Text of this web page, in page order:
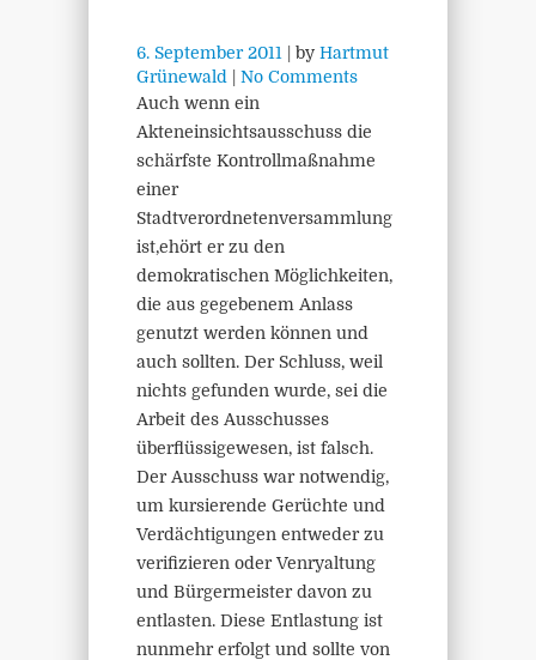
6. September 2011 | by Hartmut
Grünewald
No Comments
Auch wenn ein
Akteneinsichtsausschuss die
schärfste Kontrollmaßnahme
einer
Stadtverordnetenversammlung
ist,ehört er zu den
demokratischen Möglichkeiten,
die aus gegebenem Anlass
genutzt werden können und
auch sollten. Der Schluss, weil
nichts gefunden wurde, sei die
Arbeit des Ausschusses
überflüssigewesen, ist falsch.
Der Ausschuss war notwendig,
um kursierende Gerüchte und
Verdächtigungen entweder zu
verifizieren oder Venryaltung
und Bürgermeister davon zu
entlasten. Diese Entlastung ist
nunmehr erfolgt und sollte von